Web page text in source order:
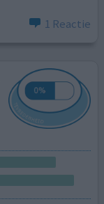
1 Reactie